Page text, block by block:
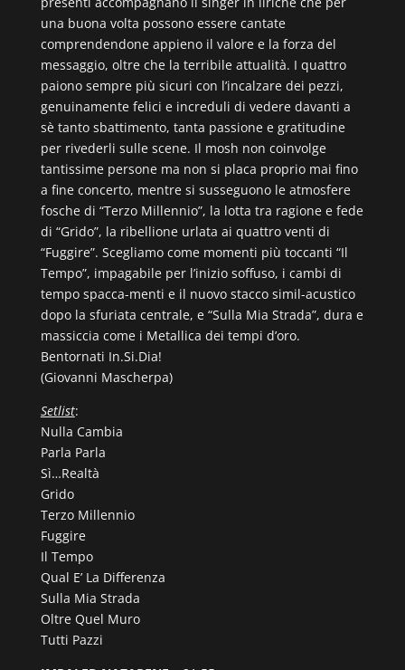
una buona volta possono essere cantate
comprendendone appieno il valore e la forza del
messaggio, oltre che la terribile attualità. I quattro
paiono sempre più sicuri con l’incalzare dei pezzi,
genuinamente felici e increduli di vedere davanti a
sè tanto sbattimento, tanta passione e gratitudine
per rivederli sulle scene. Il mosh non coinvolge
tantissime persone ma non si placa proprio mai fino
a fine concerto, mentre si susseguono le atmosfere
fosche di “Terzo Millennio”, la lotta tra ragione e fede
di “Grido”, la ribellione urlata ai quattro venti di
“Fuggire”. Scegliamo come momenti più toccanti “Il
Tempo”, impagabile per l’inizio soffuso, i cambi di
tempo spacca-menti e il nuovo stacco simil-acustico
dopo la sfuriata centrale, e “Sulla Mia Strada”, dura e
massiccia come i Metallica dei tempi d’oro.
Bentornati In.Si.Dia!
(Giovanni Mascherpa)
Setlist:
Nulla Cambia
Parla Parla
Sì…Realtà
Grido
Terzo Millennio
Fuggire
Il Tempo
Qual E’ La Differenza
Sulla Mia Strada
Oltre Quel Muro
Tutti Pazzi